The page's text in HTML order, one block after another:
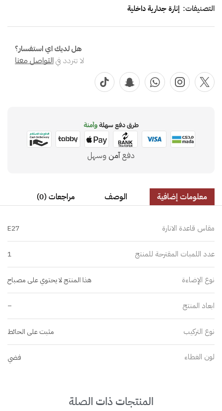
التصنيفات: إنارة جدارية داخلية
هل لديك اي استفسار؟
لا تتردد فيالتواصل معنا
طرق دفع سهلةوآمنة
دفعآمن وسهل
معلومات إضافية الوصف مراجعات (0)
مقاس قاعدة الانارة E27
عدد اللمبات المقترحة للمنتج 1
نوع الإضاءة هذا المنتج لا يحتوي على مصباح
ابعاد المنتج –
نوع التركيب مثبت على الحائط
لون الغطاء فضي
المنتجات ذات الصلة